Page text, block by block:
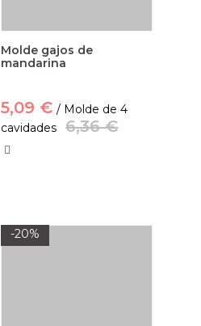
Molde gajos de
mandarina
5,09 € / Molde de 4
cavidades
6,36 €
-20%